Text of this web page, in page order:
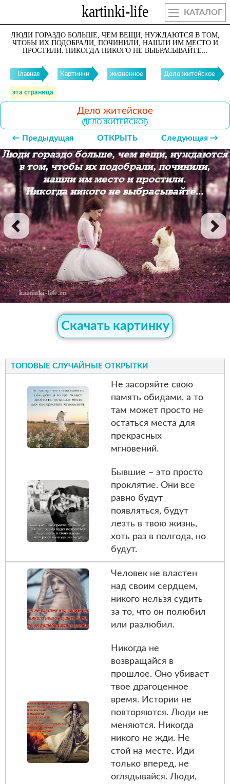
КАТАЛОГ
ЛЮДИ ГОРАЗДО БОЛЬШЕ, ЧЕМ ВЕЩИ, НУЖДАЮТСЯ В ТОМ,
ЧТОБЫ ИХ ПОДОБРАЛИ, ПОЧИНИЛИ, НАШЛИ ИМ МЕСТО И
ПРОСТИЛИ. НИКОГДА НИКОГО НЕ ВЫБРАСЫВАЙТЕ...
Главная Картинки жизненное Дело житейское
эта страница
Дело житейское
ДЕЛО ЖИТЕЙСКОЕ
← Предыдущая ОТКРЫТЬ Следующая →
Скачать картинку
ТОПОВЫЕ СЛУЧАЙНЫЕ ОТКРЫТКИ
Не засоряйте свою
память обидами, а то
там может просто не
остаться места для
прекрасных
мгновений.
Бывшие – это просто
проклятие. Они все
равно будут
появляться, будут
лезть в твою жизнь,
хоть раз в полгода, но
будут.
Человек не властен
над своим сердцем,
никого нельзя судить
за то, что он полюбил
или разлюбил.
Никогда не
возвращайся в
прошлое. Оно убивает
твое драгоценное
время. Истории не
повторяются. Люди не
меняются. Никогда
никого не жди. Не
стой на месте. Иди
только вперед, не
оглядывайся. Люди,